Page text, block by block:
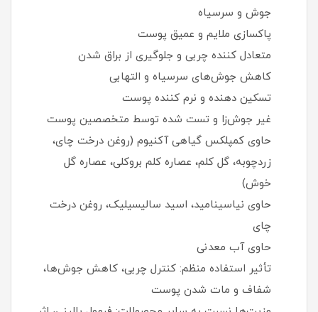
جوش و سرسیاه
پاکسازی ملایم و عمیق پوست
متعادل‌ کننده چربی و جلوگیری از براق شدن
کاهش جوش‌های سرسیاه و التهابی
تسکین‌ دهنده و نرم‌ کننده پوست
غیر جوش‌زا و تست شده توسط متخصصین پوست
حاوی کمپلکس گیاهی آکنیوم (روغن درخت چای،
زردچوبه، گل کلم، عصاره کلم بروکلی، عصاره گل
خوش)
حاوی نیاسینامید، اسید سالیسیلیک، روغن درخت
چای
حاوی آب معدنی
تأثیر استفاده منظم: کنترل چربی، کاهش جوش‌ها،
شفاف و مات شدن پوست